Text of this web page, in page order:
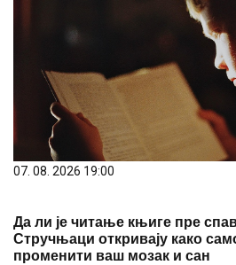
07. 08. 2026 19:00
Да ли је читање књиге пре
Стручњаци откривају како
променити ваш мозак и сан